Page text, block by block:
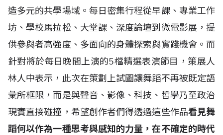
造多元的共學場域。每日密集行程從早課、專業工作
坊、學校馬拉松、大堂課、深度論壇到微電影展，提
供參與者高強度、多面向的身體探索與實踐機會。而
針對將於每日晚間上演的5檔精選表演節目，策展人
林人中表示，此次在策劃上試圖讓舞蹈不再被既定語
彙所框限，而是與聲音、影像、科技、哲學乃至政治
現實直接碰撞，希望創作者們得透過這些作品看見舞
蹈何以作為一種思考與感知的力量，在不確定的時代